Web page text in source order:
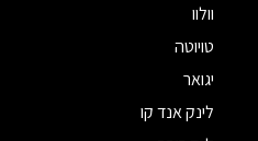
וולוו
טויוטה
יגואר
לינק אנד קו